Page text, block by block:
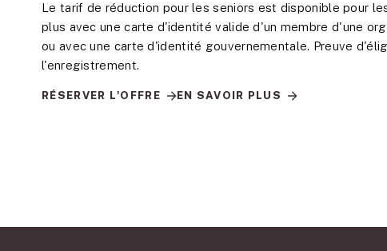
Le tarif de réduction pour les seniors est disponible pour
plus avec une carte d'identité valide d'un membre d'une
ou avec une carte d'identité gouvernementale. Preuve
l'enregistrement.
RÉSERVER L'OFFRE EN SAVOIR PLUS